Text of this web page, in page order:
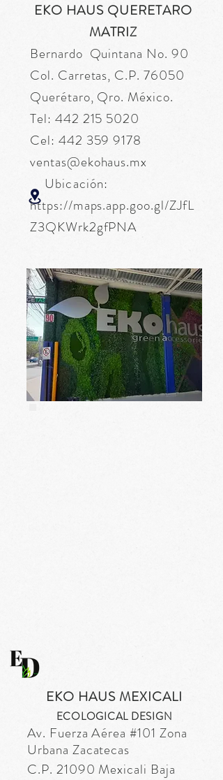
EKO HAUS QUERETARO
MATRIZ
Bernardo Quintana No. 90
Col. Carretas, C.P. 76050
Querétaro, Qro. México.
Tel: 442 215 5020
Cel: 442 359 9178
ventas@ekohaus.mx
Ubicación:
https://maps.app.goo.gl/ZJfL
Z3QKWrk2gfPNA
EKO HAUS MEXICALI
ECOLOGICAL DESIGN
Av. FuerzaAérea #101 Zona
Urbana Zacatecas
C.P. 21090 Mexicali Baja